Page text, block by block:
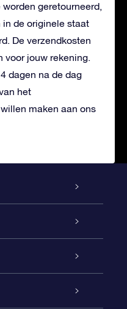
geretourneerd,
de originele staat
De verzendkosten
voor jouw rekening.
dagen na de dag
het
maken aan ons